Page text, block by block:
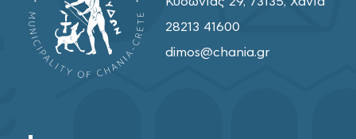
28213 41600
dimos@chania.gr